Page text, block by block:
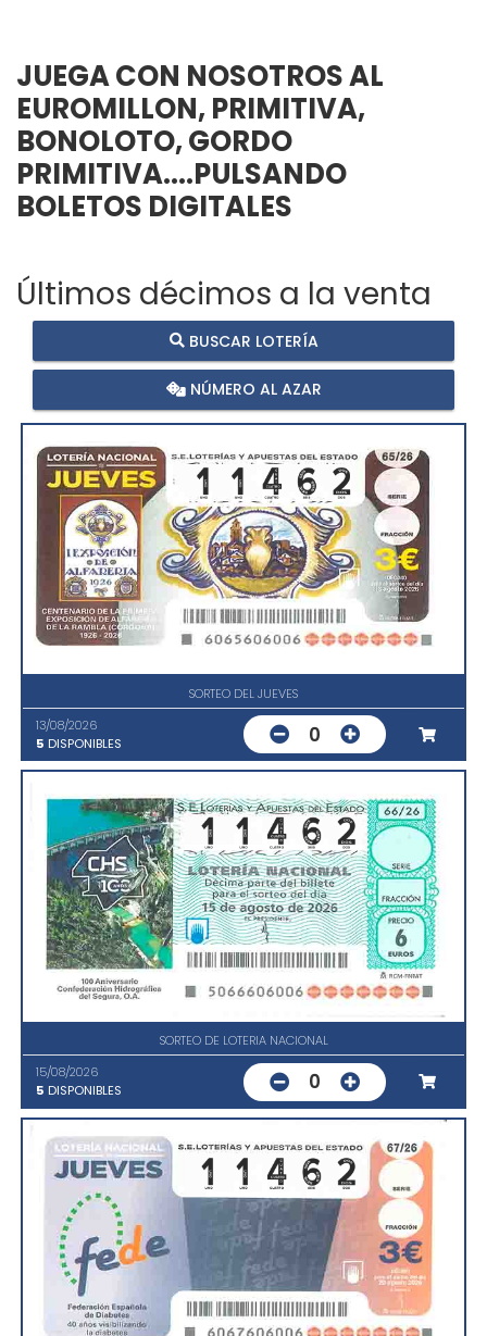
JUEGA CON NOSOTROS AL
EUROMILLON, PRIMITIVA,
BONOLOTO, GORDO
PRIMITIVA....PULSANDO
BOLETOS DIGITALES
Últimos décimos a la venta
BUSCAR LOTERÍA
NÚMERO AL AZAR
SORTEO DEL JUEVES
13/08/2026
5 DISPONIBLES 0
SORTEO DE LOTERIA NACIONAL
15/08/2026
5 DISPONIBLES 0